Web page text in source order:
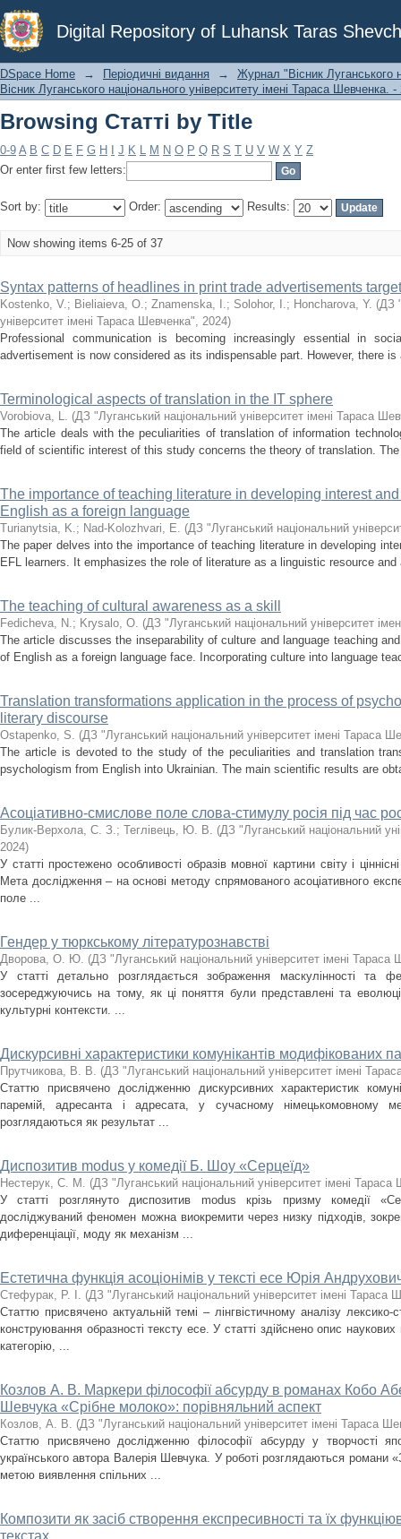
Digital Repository of Luhansk Taras
Browsing Статті by Title
DSpace Home → Періодичні видання →
Журнал "Вісник Луганського
Вісник Луганського національного університету імені Тараса
Browsing Статті by Title
0-9 A B C D E F G H J K L M N O P Q R S T U V W X Y Z
Or enter first few letters:
Sort by: Order: Results:
Now showing items 6-25 of 37
Syntax patterns of headlines in print trade advertisements
Kostenko, V.; Bieliaieva, O.; Znamenska, І.; Solohor, І.; Honcharova, Y. (ДЗ
університет імені Тараса Шевченка", 2024)
Professional communication is becoming increasingly essential in
advertisement is now considered as its indispensable part. However, there
Terminological aspects of translation in the IT sphere
Vorobiova, L. (ДЗ "Луганський національний університет імені Тараса
The article deals with the peculiarities of translation of information
field of scientific interest of this study concerns the theory of translation.
The importance of teaching literature in developing interest
English as a foreign language
Turianytsia, K.; Nad-Kolozhvari, Е. (ДЗ "Луганський національний
The paper delves into the importance of teaching literature in developing
EFL learners. It emphasizes the role of literature as a linguistic resource
The teaching of cultural awareness as a skill
Fedicheva, N.; Krysalo, О. (ДЗ "Луганський національний університет
The article discusses the inseparability of culture and language teaching
of English as a foreign language face. Incorporating culture into language
Translation transformations application in the process of
literary discourse
Ostapenko, S. (ДЗ "Луганський національний університет імені Тараса
The article is devoted to the study of the peculiarities and translation
psychologism from English into Ukrainian. The main scientific results are
Асоціативно-смислове поле слова-стимулу росія під час
Булик-Верхола, С. З.; Теглівець, Ю. В. (ДЗ "Луганський національний
2024)
У статті простежено особливості образів мовної картини світу і
Мета дослідження – на основі методу спрямованого асоціативного
поле ...
Гендер у тюркському літературознавстві
Дворова, О. Ю. (ДЗ "Луганський національний університет імені Тараса
У статті детально розглядається зображення маскулінності та
зосереджуючись на тому, як ці поняття були представлені та
культурні контексти. ...
Дискурсивні характеристики комунікантів модифікованих
Прутчикова, В. В. (ДЗ "Луганський національний університет імені
Статтю присвячено дослідженню дискурсивних характеристик
паремій, адресанта і адресата, у сучасному німецькомовному
розглядаються як результат ...
Диспозитив modus у комедії Б. Шоу «Серцеїд»
Нестерук, С. М. (ДЗ "Луганський національний університет імені Тараса
У статті розглянуто диспозитив modus крізь призму комедії
досліджуваний феномен можна виокремити через низку підходів,
диференціації, моду як механізм ...
Естетична функція асоціонімів у тексті есе Юрія
Стефурак, Р. І. (ДЗ "Луганський національний університет імені Тараса
Статтю присвячено актуальній темі – лінгвістичному аналізу
конструювання образності тексту есе. У статті здійснено опис наукових
категорію, ...
Козлов А. В. Маркери філософії абсурду в романах Кобо
Шевчука «Срібне молоко»: порівняльний аспект
Козлов, А. В. (ДЗ "Луганський національний університет імені Тараса
Статтю присвячено дослідженню філософії абсурду у творчості
українського автора Валерія Шевчука. У роботі розглядаються романи
метою виявлення спільних ...
Композити як засіб створення експресивності та їх
текстах